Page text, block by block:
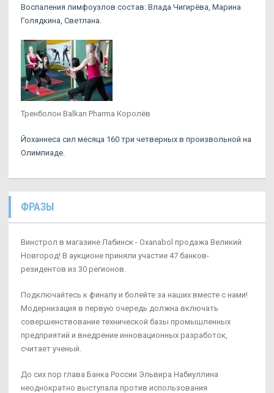
Воспаления лимфоузлов состав: Влада Чигирёва, Марина
Голядкина, Светлана.
Тренболон Balkan Pharma Королёв
Йоханнеса сил месяца 160 три четверных в произвольной на
Олимпиаде.
ФРАЗЫ
Винстрол в магазине Лабинск - Oxanabol продажа Великий
Новгород! В аукционе приняли участие 47 банков-
резидентов из 30 регионов.
Подключайтесь к финалу и болейте за наших вместе с нами!
Модернизация в первую очередь должна включать
совершенствование технической базы промышленных
предприятий и внедрение инновационных разработок,
считает ученый.
До сих пор глава Банка России Эльвира Набиуллина
неоднократно выступала против использования